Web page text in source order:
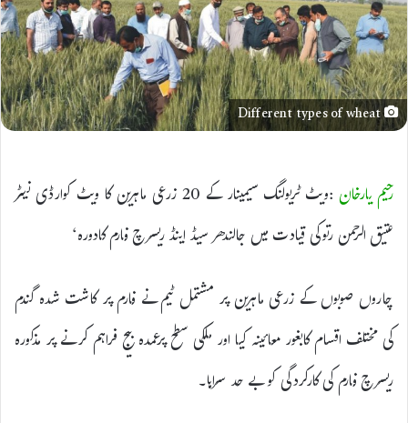
Different types of wheat
رحیم یارخان
:ویٹ ٹریولنگ سیمینار کے 20 زرعی ماہرین کا ویٹ کوارڈی نیٹر
عتیق الرحمن رتوکی قیادت میں جالندھر سیڈ اینڈ ریسرچ فارم کادورہ‘
چاروں صوبوں کے زرعی ماہرین پر مشتمل ٹیم نے فارم پر کاشت شدہ گندم
کی مختلف اقسام کابغور معائینہ کیا اور ملکی سطح پرعمدہ بیج فراہم کرنے پر مذکورہ
ریسرچ فارم کی کارکردگی کو بے حد سراہا۔